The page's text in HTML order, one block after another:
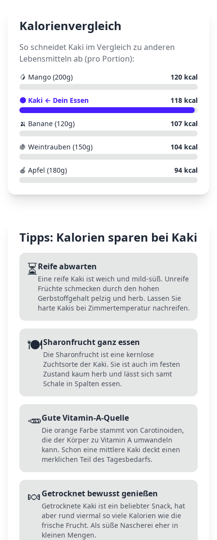
Kalorienvergleich
So schneidet Kaki im Vergleich zu anderen
Lebensmitteln ab (pro Portion):
🥭 Mango (200g) 120 kcal
🟠 Kaki ← Dein Essen 118 kcal
🍌 Banane (120g) 107 kcal
🍇 Weintrauben (150g) 104 kcal
🍎 Apfel (180g) 94 kcal
Tipps: Kalorien sparen bei Kaki
⏳Reife abwarten
Eine reife Kaki ist weich und mild-süß. Unreife
Früchte schmecken durch den hohen
Gerbstoffgehalt pelzig und herb. Lassen Sie
harte Kakis bei Zimmertemperatur nachreifen.
🍽️Sharonfrucht ganz essen
Die Sharonfrucht ist eine kernlose
Zuchtsorte der Kaki. Sie ist auch im festen
Zustand kaum herb und lässt sich samt
Schale in Spalten essen.
🥕Gute Vitamin-A-Quelle
Die orange Farbe stammt von Carotinoiden,
die der Körper zu Vitamin A umwandeln
kann. Schon eine mittlere Kaki deckt einen
merklichen Teil des Tagesbedarfs.
🍬Getrocknet bewusst genießen
Getrocknete Kaki ist ein beliebter Snack, hat
aber rund viermal so viele Kalorien wie die
frische Frucht. Als süße Nascherei eher in
kleinen Mengen.